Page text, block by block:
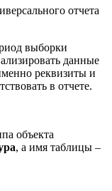
отчета
выборки
данные
реквизиты и
в отчете.
объекта
, а имя таблицы –